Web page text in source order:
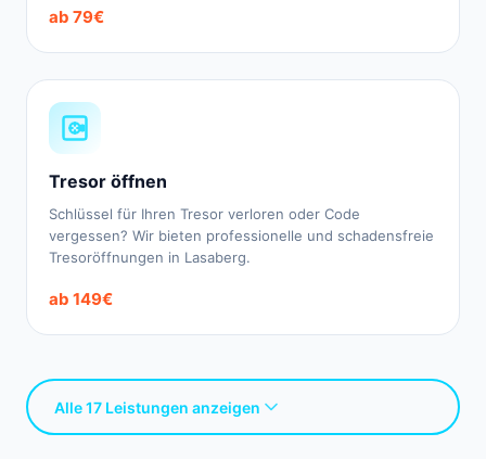
ab 79€
Tresor öffnen
Schlüssel für Ihren Tresor verloren oder Code
vergessen? Wir bieten professionelle und schadensfreie
Tresoröffnungen in Lasaberg.
ab 149€
Alle 17 Leistungen anzeigen